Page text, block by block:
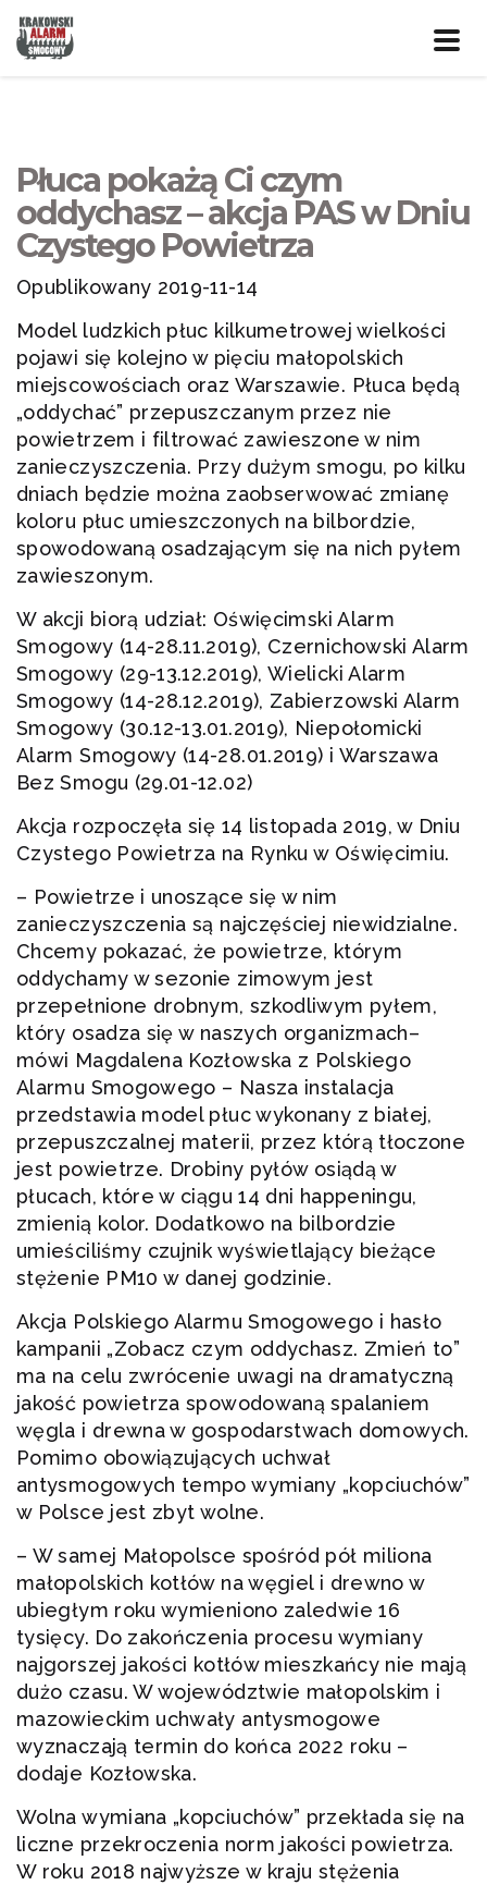
Płuca pokażą Ci czym
oddychasz – akcja PAS w Dniu
Czystego Powietrza
Opublikowany 2019-11-14
Model ludzkich płuc kilkumetrowej wielkości
pojawi się kolejno w pięciu małopolskich
miejscowościach oraz Warszawie. Płuca będą
„oddychać” przepuszczanym przez nie
powietrzem i filtrować zawieszone w nim
zanieczyszczenia. Przy dużym smogu, po kilku
dniach będzie można zaobserwować zmianę
koloru płuc umieszczonych na bilbordzie,
spowodowaną osadzającym się na nich pyłem
zawieszonym.
W akcji biorą udział: Oświęcimski Alarm
Smogowy (14-28.11.2019), Czernichowski Alarm
Smogowy (29-13.12.2019), Wielicki Alarm
Smogowy (14-28.12.2019), Zabierzowski Alarm
Smogowy (30.12-13.01.2019), Niepołomicki
Alarm Smogowy (14-28.01.2019) i Warszawa
Bez Smogu (29.01-12.02)
Akcja rozpoczęła się 14 listopada 2019, w Dniu
Czystego Powietrza na Rynku w Oświęcimiu.
– Powietrze i unoszące się w nim
zanieczyszczenia są najczęściej niewidzialne.
Chcemy pokazać, że powietrze, którym
oddychamy w sezonie zimowym jest
przepełnione drobnym, szkodliwym pyłem,
który osadza się w naszych organizmach–
mówi Magdalena Kozłowska z Polskiego
Alarmu Smogowego – Nasza instalacja
przedstawia model płuc wykonany z białej,
przepuszczalnej materii, przez którą tłoczone
jest powietrze. Drobiny pyłów osiądą w
płucach, które w ciągu 14 dni happeningu,
zmienią kolor. Dodatkowo na bilbordzie
umieściliśmy czujnik wyświetlający bieżące
stężenie PM10 w danej godzinie.
Akcja Polskiego Alarmu Smogowego i hasło
kampanii „Zobacz czym oddychasz. Zmień to”
ma na celu zwrócenie uwagi na dramatyczną
jakość powietrza spowodowaną spalaniem
węgla i drewna w gospodarstwach domowych.
Pomimo obowiązujących uchwał
antysmogowych tempo wymiany „kopciuchów”
w Polsce jest zbyt wolne.
– W samej Małopolsce spośród pół miliona
małopolskich kotłów na węgiel i drewno w
ubiegłym roku wymieniono zaledwie 16
tysięcy. Do zakończenia procesu wymiany
najgorszej jakości kotłów mieszkańcy nie mają
dużo czasu. W województwie małopolskim i
mazowieckim uchwały antysmogowe
wyznaczają termin do końca 2022 roku –
dodaje Kozłowska.
Wolna wymiana „kopciuchów” przekłada się na
liczne przekroczenia norm jakości powietrza.
W roku 2018 najwyższe w kraju stężenia